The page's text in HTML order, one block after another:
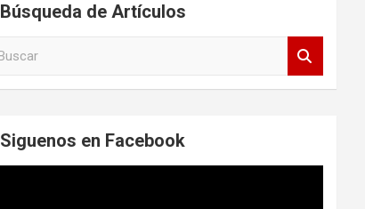
Búsqueda de Artículos
Siguenos en Facebook